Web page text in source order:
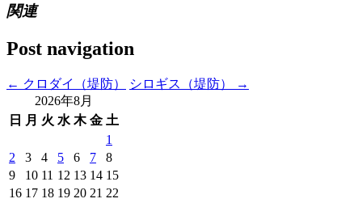
関連
Post navigation
← クロダイ（堤防） シロギス（堤防）
→
2026年8月
日
月 火 水 木 金 土
1
2
3 4 5 6 7
8
9
10 11 12 13 14 15
16 17 18 19 20 21 22